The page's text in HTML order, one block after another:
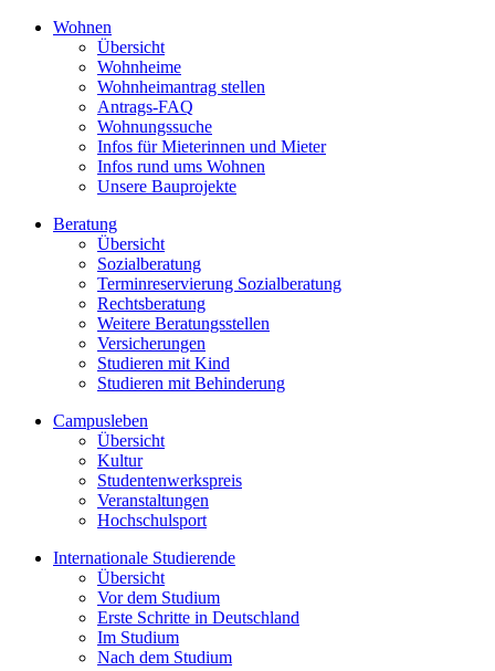
Wohnen
Übersicht
Wohnheime
Wohnheimantrag stellen
Antrags-FAQ
Wohnungssuche
Infos für Mieterinnen und Mieter
Infos rund ums Wohnen
Unsere Bauprojekte
Beratung
Übersicht
Sozialberatung
Terminreservierung Sozialberatung
Rechtsberatung
Weitere Beratungsstellen
Versicherungen
Studieren mit Kind
Studieren mit Behinderung
Campusleben
Übersicht
Kultur
Studentenwerkspreis
Veranstaltungen
Hochschulsport
Internationale Studierende
Übersicht
Vor dem Studium
Erste Schritte in Deutschland
Im Studium
Nach dem Studium